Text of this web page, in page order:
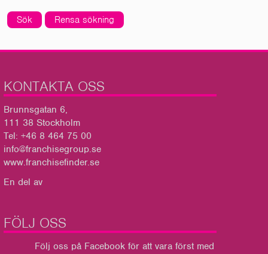
Sök Rensa sökning
KONTAKTA OSS
Brunnsgatan 6,
111 38 Stockholm
Tel: +46 8 464 75 00
info@franchisegroup.se
www.franchisefinder.se
En del av
FÖLJ OSS
Följ oss på Facebook för att vara först med